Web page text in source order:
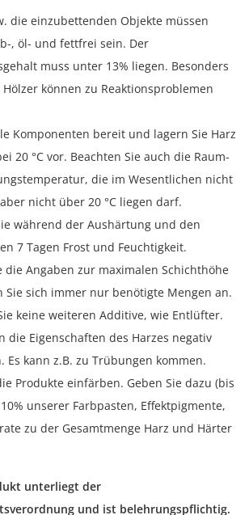
die einzubettenden Objekte müssen
, öl- und fettfrei sein. Der
muss unter 13% liegen. Besonders
können zu Reaktionsproblemen
Komponenten bereit und lagern Sie Harz
20 °C vor. Beachten Sie auch die Raum-
die im Wesentlichen nicht
nicht über 20 °C liegen darf.
während der Aushärtung und den
7 Tagen Frost und Feuchtigkeit.
die Angaben zur maximalen Schichthöhe
Sie sich immer nur benötigte Mengen an.
keine weiteren Additive, wie Entlüfter.
die Eigenschaften des Harzes negativ
Es kann z.B. zu Trübungen kommen.
Produkte einfärben. Geben Sie dazu (bis
unserer Farbpasten, Effektpigmente,
zu der Gesamtmenge Harz und Härter
unterliegt der
und ist belehrungspflichtig.